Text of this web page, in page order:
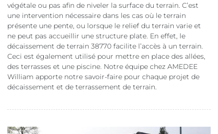
végétale ou pas afin de niveler la surface du terrain. C’est
une intervention nécessaire dans les cas où le terrain
présente une pente, ou lorsque le relief du terrain varie et
ne peut pas accueillir une structure plate. En effet, le
décaissement de terrain 38770 facilite l’accès à un terrain.
Ceci est également utilisé pour mettre en place des allées,
des terrasses et une piscine. Notre équipe chez AMEDEE
William apporte notre savoir-faire pour chaque projet de
décaissement et de terrassement de terrain.